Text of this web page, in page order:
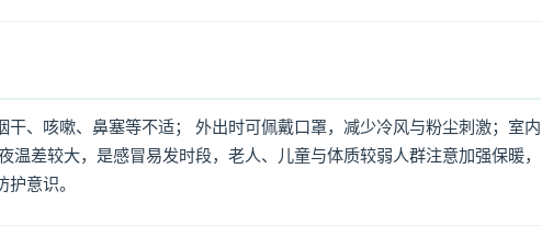
、咳嗽、鼻塞等不适； 外出时可佩戴口罩，减少冷风与粉尘刺激；室内
差较大，是感冒易发时段，老人、儿童与体质较弱人群注意加强保暖，
意识。